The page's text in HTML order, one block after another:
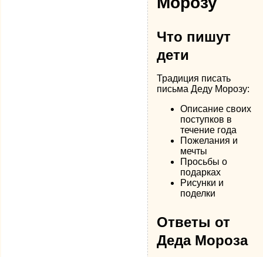
Что пишут
дети
Традиция писать
письма Деду Морозу:
Описание своих
поступков в
течение года
Пожелания и
мечты
Просьбы о
подарках
Рисунки и
поделки
Ответы от
Деда Мороза